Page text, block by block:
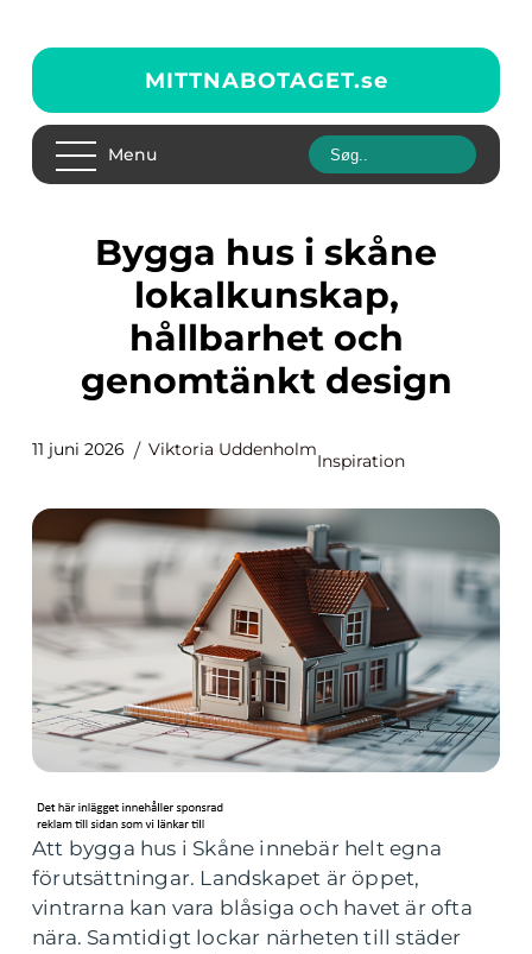
MITTNABOTAGET.se
Menu
Bygga hus i skåne
lokalkunskap,
hållbarhet och
genomtänkt design
11 juni 2026 Viktoria Uddenholm
Inspiration
Att bygga hus i Skåne innebär helt egna
förutsättningar. Landskapet är öppet,
vintrarna kan vara blåsiga och havet är ofta
nära. Samtidigt lockar närheten till städer